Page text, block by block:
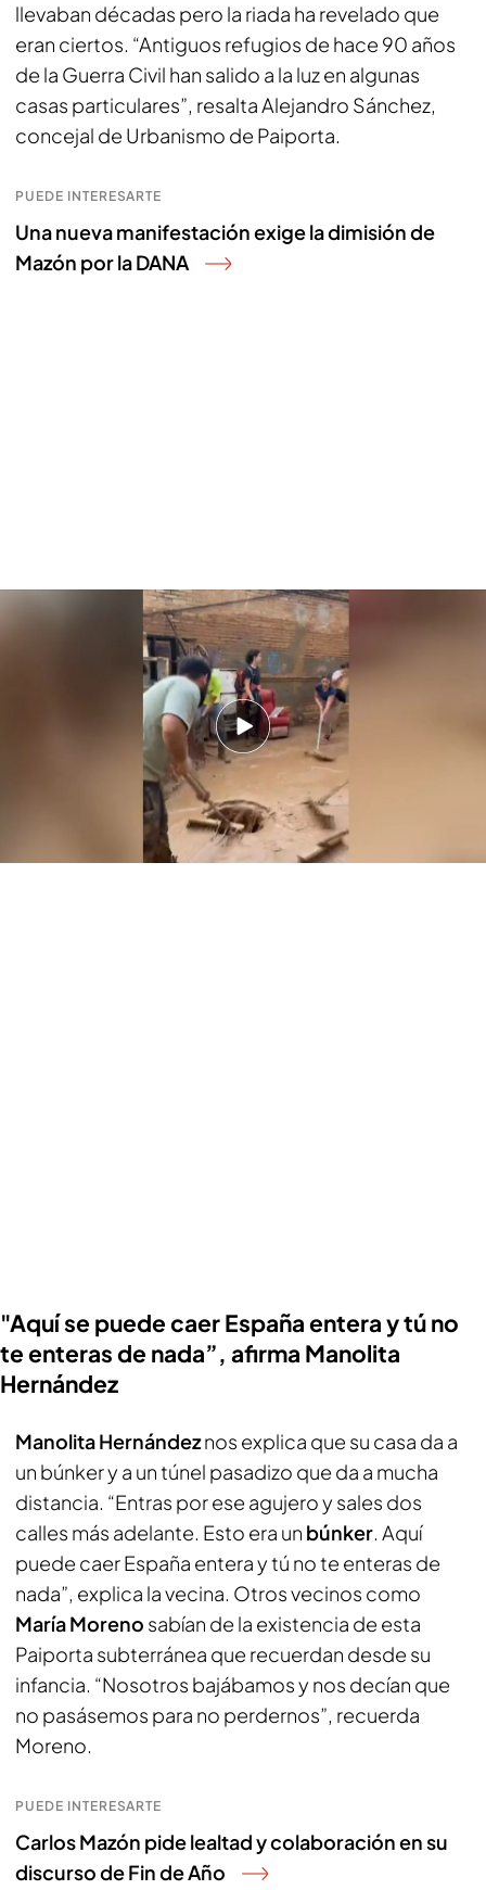
llevaban décadas pero la riada ha revelado que
eran ciertos. “Antiguos refugios de hace 90 años
de la Guerra Civil han salido a la luz en algunas
casas particulares”, resalta Alejandro Sánchez,
concejal de Urbanismo de Paiporta.
PUEDE INTERESARTE
Una nueva manifestación exige la dimisión de
Mazón por la DANA
Los expertos advierten: las consecuencias de arrastrar el barro hacia las
alcantarillas por la DANA
"Aquí se puede caer España entera y tú no
te enteras de nada”, afirma Manolita
Hernández
Manolita Hernándeznos explica que su casa da a
un búnker y a un túnel pasadizo que da a mucha
distancia. “Entras por ese agujero y sales dos
calles más adelante. Esto era un búnker. Aquí
puede caer España entera y tú no te enteras de
nada”, explica la vecina. Otros vecinos como
María Moreno sabían de la existencia de esta
Paiporta subterránea que recuerdan desde su
infancia. “Nosotros bajábamos y nos decían que
no pasásemos para no perdernos”, recuerda
Moreno.
PUEDE INTERESARTE
Carlos Mazón pide lealtad y colaboración en su
discurso de Fin de Año